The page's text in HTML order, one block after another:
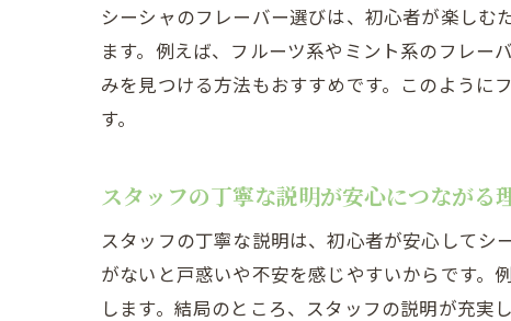
シーシャのフレーバー選びは、初心者が楽し
ます。例えば、フルーツ系やミント系のフレ
みを見つける方法もおすすめです。このように
す。
スタッフの丁寧な説明が安心につながる
スタッフの丁寧な説明は、初心者が安心して
がないと戸惑いや不安を感じやすいからです。
します。結局のところ、スタッフの説明が充実